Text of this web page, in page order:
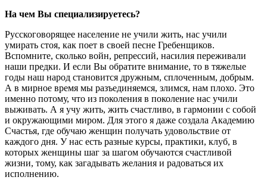
На чем Вы специализируетесь?
Русскоговорящее население не учили жить, нас учили
умирать стоя, как поет в своей песне Гребенщиков.
Вспомните, сколько войн, репрессий, насилия переживали
наши предки. И если Вы обратите внимание, то в тяжелые
годы наш народ становится дружным, сплоченным, добрым.
А в мирное время мы разъединяемся, злимся, нам плохо. Это
именно потому, что из поколения в поколение нас учили
выживать. А я учу жить, жить счастливо, в гармонии с собой
и окружающими миром. Для этого я даже создала Академию
Счастья, где обучаю женщин получать удовольствие от
каждого дня. У нас есть разные курсы, практики, клуб, в
которых женщины шаг за шагом обучаются счастливой
жизни, тому, как загадывать желания и радоваться их
исполнению.